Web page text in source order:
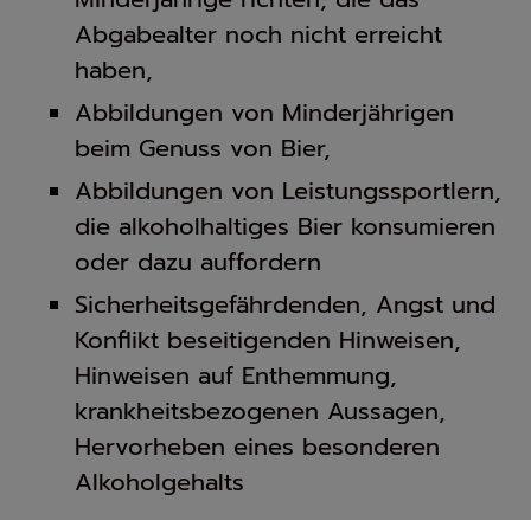
Abgabealter noch nicht erreicht
haben,
Abbildungen von Minderjährigen
beim Genuss von Bier,
Abbildungen von Leistungssportlern,
die alkoholhaltiges Bier konsumieren
oder dazu auffordern
Sicherheitsgefährdenden, Angst und
Konflikt beseitigenden Hinweisen,
Hinweisen auf Enthemmung,
krankheitsbezogenen Aussagen,
Hervorheben eines besonderen
Alkoholgehalts